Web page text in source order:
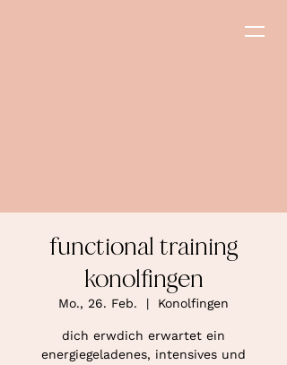
functional training
konolfingen
Mo., 26. Feb.
  |
Konolfingen
dich erwdich erwartet ein
energiegeladenes, intensives und